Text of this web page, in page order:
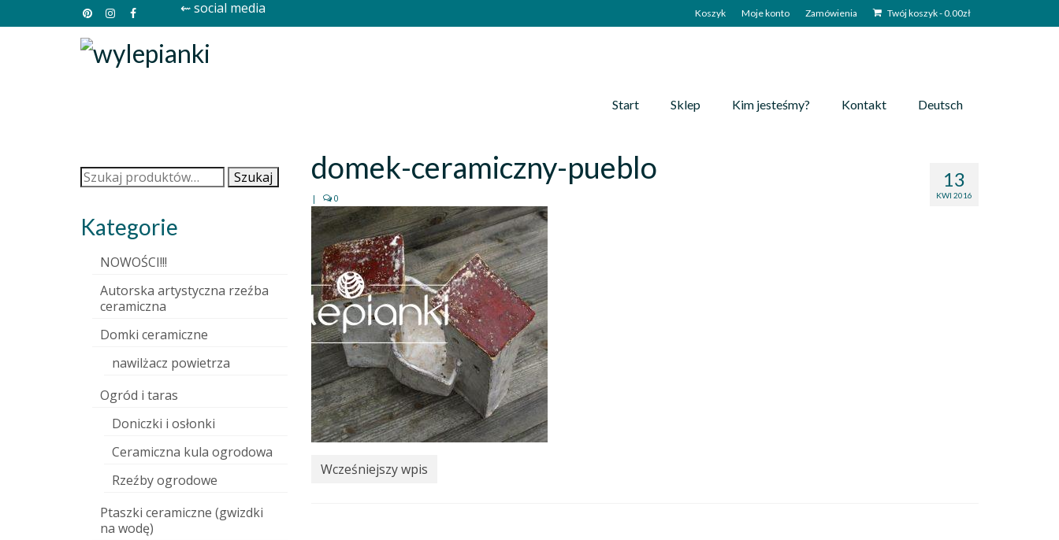
Koszyk Moje konto Zamówienia Twój koszyk-0.00zł
⇜ social media
Start Sklep Kim jesteśmy? Kontakt Deutsch
13
KWI 2016
domek-ceramiczny-pueblo
| 0
Wcześniejszy wpis
Szukaj: Szukaj
Kategorie
NOWOŚCI!!!
Autorska artystyczna rzeźba
ceramiczna
Domki ceramiczne
nawilżacz powietrza
Ogród i taras
Doniczki i osłonki
Ceramiczna kula ogrodowa
Rzeźby ogrodowe
Ptaszki ceramiczne (gwizdki
na wodę)